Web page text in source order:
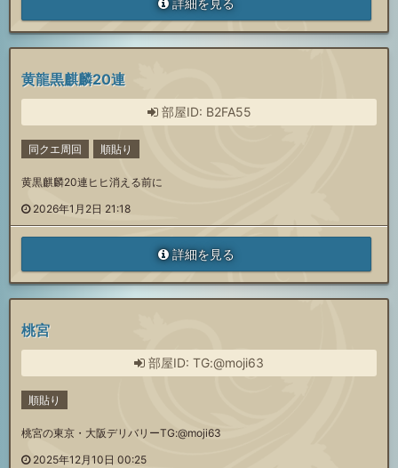
詳細を見る
黄龍黒麒麟20連
部屋ID: B2FA55
同クエ周回 順貼り
黄黒麒麟20連ヒヒ消える前に
2026年1月2日 21:18
詳細を見る
桃宮
部屋ID: TG:@moji63
順貼り
桃宮の東京・大阪デリバリーTG:@moji63
2025年12月10日 00:25